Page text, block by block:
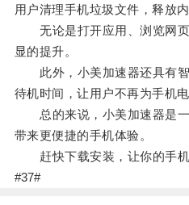
用户清理手机垃圾文件，释放
无论是打开应用、浏览网页
显的提升。
此外，小美加速器还具有智
待机时间，让用户不再为手机
总的来说，小美加速器是一
带来更便捷的手机体验。
赶快下载安装，让你的手机
#37#